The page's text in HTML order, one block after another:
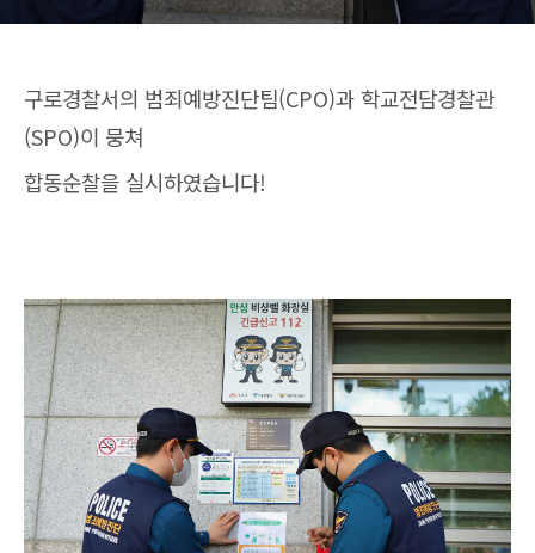
구로경찰서의 범죄예방진단팀(CPO)과 학교전담경찰관
(SPO)이 뭉쳐
합동순찰을 실시하였습니다!